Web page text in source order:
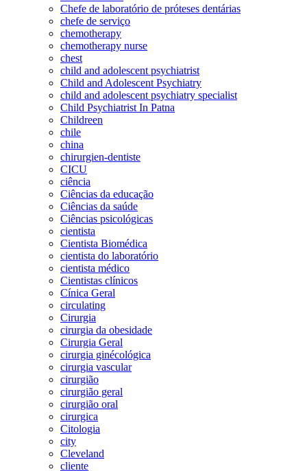
Chefe de laboratório de próteses dentárias
chefe de serviço
chemotherapy
chemotherapy nurse
chest
child and adolescent psychiatrist
Child and Adolescent Psychiatry
child and adolescent psychiatry specialist
Child Psychiatrist In Patna
Childreen
chile
china
chirurgien-dentiste
CICU
ciência
Ciências da educação
Ciências da saúde
Ciências psicológicas
cientista
Cientista Biomédica
cientista do laboratório
cientista médico
Cientistas clínicos
Cínica Geral
circulating
Cirurgia
cirurgia da obesidade
Cirurgia Geral
cirurgia ginécológica
cirurgia vascular
cirurgião
cirurgião geral
cirurgião oral
cirurgica
Citologia
city
Cleveland
cliente